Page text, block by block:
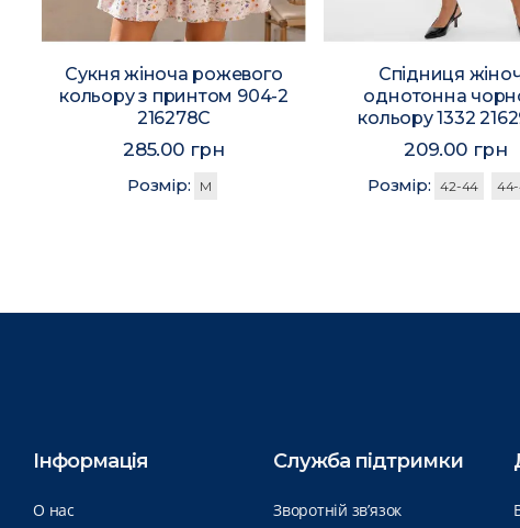
Сукня жіноча рожевого
кольору з принтом 904-2
216278C
285.00 грн
Розмір: M
Спідниця
однотонна
кольору 1332
209.00 грн
Розмір: 42-44
Інформація
О нас
Служба підтримки
Зворотній зв’язок